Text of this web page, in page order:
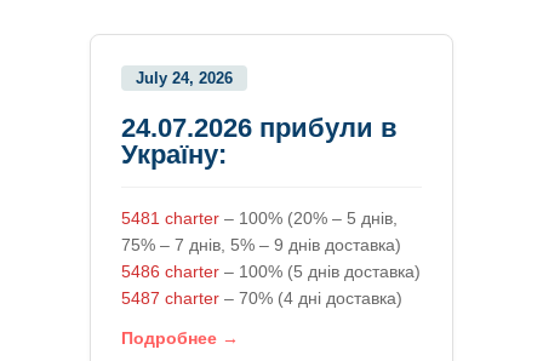
July 24, 2026
24.07.2026 прибули в
Україну:
5481 charter – 100% (20% – 5 днів,
75% – 7 днів, 5% – 9 днів доставка)
5486 charter – 100% (5 днів доставка)
5487 charter – 70% (4 дні доставка)
Подробнее →